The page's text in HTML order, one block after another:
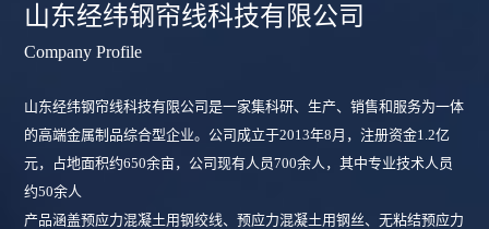
山东经纬钢帘线科技有限公司
Company Profile
山东经纬钢帘线科技有限公司是一家集科研、生产、销售和服务为一体
的高端金属制品综合型企业。公司成立于2013年8月，注册资金1.2亿
元，占地面积约650余亩，公司现有人员700余人，其中专业技术人员
约50余人
产品涵盖预应力混凝土用钢绞线、预应力混凝土用钢丝、无粘结预应力